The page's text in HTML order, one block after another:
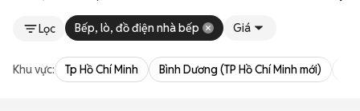
Lọc Bếp, lò, đồ điện nhà bếp Giá
Khu vực: Tp Hồ Chí Minh Bình Dương (TP Hồ Chí Minh mới)